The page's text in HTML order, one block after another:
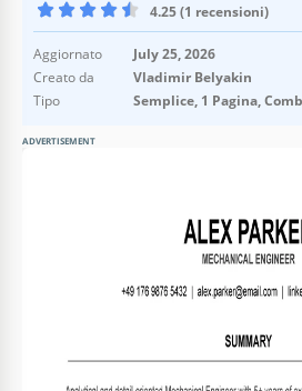
4.25 (1 recensioni)
Aggiornato
July 25, 2026
Creato da
Vladimir Belyakin
Tipo
Semplice, 1 Pagina,
ADVERTISEMENT